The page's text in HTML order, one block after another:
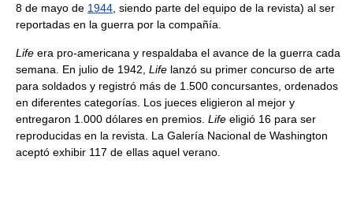
8 de mayo de 1944 , siendo parte del equipo de la revista) al ser
reportadas en la guerra por la compañía.
Life era pro-americana y respaldaba el avance de la guerra cada
semana. En julio de 1942, Life lanzó su primer concurso de arte
para soldados y registró más de 1.500 concursantes, ordenados
en diferentes categorías. Los jueces eligieron al mejor y
entregaron 1.000 dólares en premios. Life eligió 16 para ser
reproducidas en la revista. La Galería Nacional de Washington
aceptó exhibir 117 de ellas aquel verano.